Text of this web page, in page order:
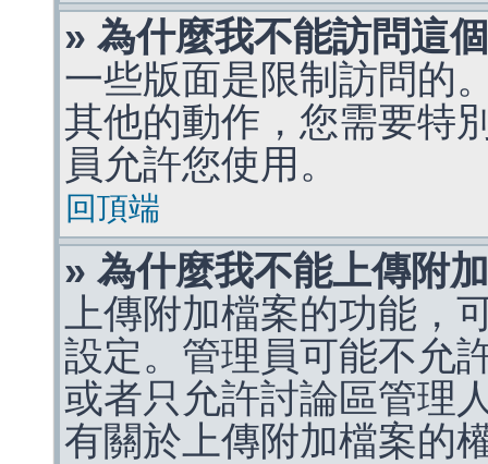
» 為什麼我不能訪問這
一些版面是限制訪問的
其他的動作，您需要特
員允許您使用。
回頂端
» 為什麼我不能上傳附
上傳附加檔案的功能，
設定。管理員可能不允
或者只允許討論區管理
有關於上傳附加檔案的